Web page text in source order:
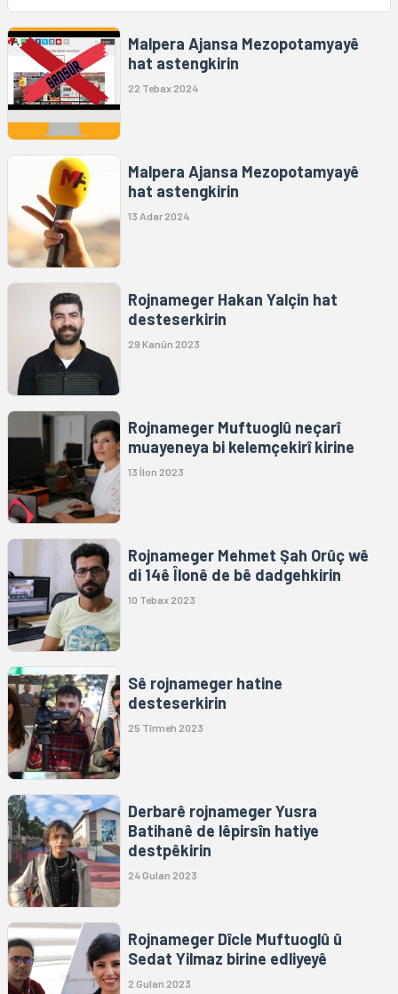
Malpera Ajansa Mezopotamyayê
hat astengkirin
22 Tebax 2024
Malpera Ajansa Mezopotamyayê
hat astengkirin
13 Adar 2024
Rojnameger Hakan Yalçin hat
desteserkirin
29 Kanûn 2023
Rojnameger Muftuoglû neçarî
muayeneya bi kelemçekirî kirine
13 Îlon 2023
Rojnameger Mehmet Şah Orûç wê
di 14ê Îlonê de bê dadgehkirin
10 Tebax 2023
Sê rojnameger hatine
desteserkirin
25 Tîrmeh 2023
Derbarê rojnameger Yusra
Batihanê de lêpirsîn hatiye
destpêkirin
24 Gulan 2023
Rojnameger Dîcle Muftuoglû û
Sedat Yilmaz birine edliyeyê
2 Gulan 2023